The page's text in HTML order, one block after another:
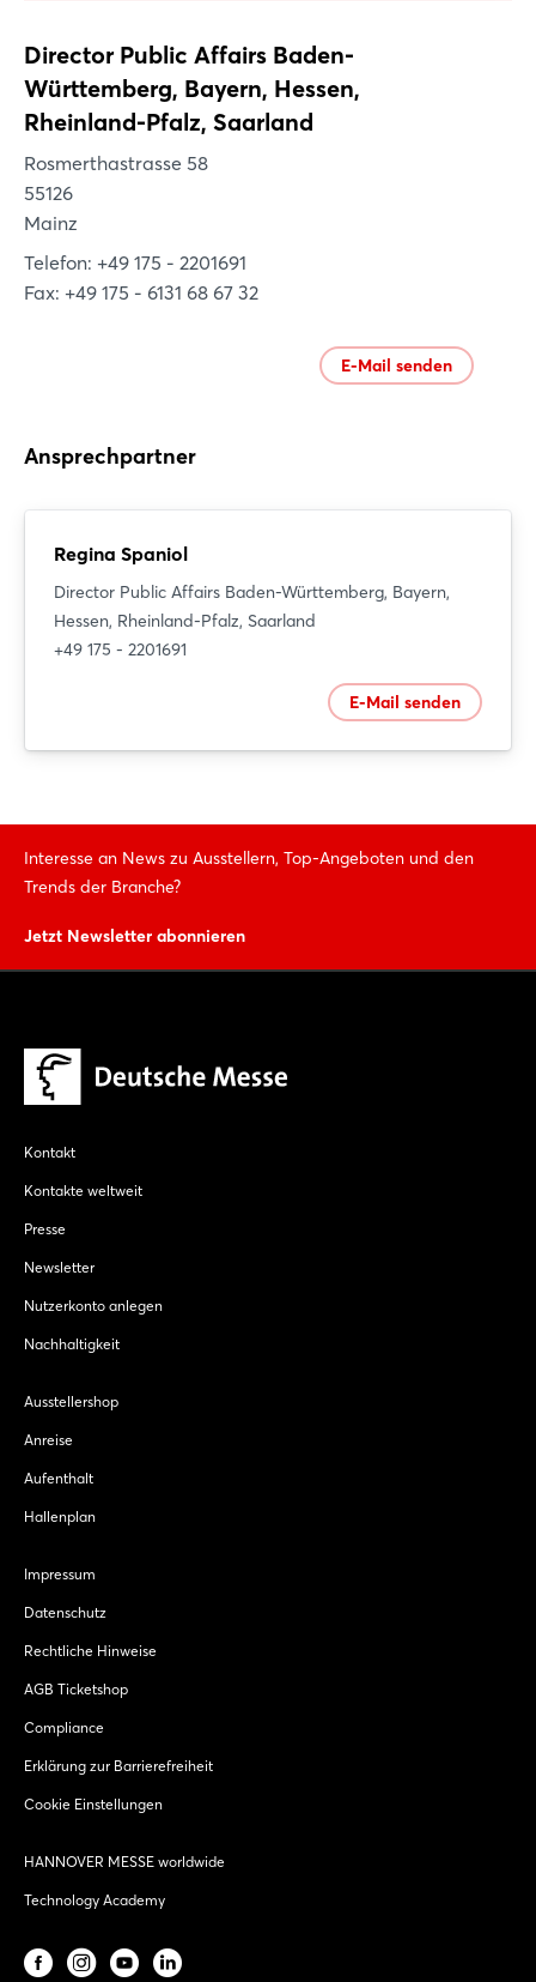
Director Public Affairs Baden-
Württemberg, Bayern, Hessen,
Rheinland-Pfalz, Saarland
Rosmerthastrasse 58
55126
Mainz
Telefon: +49 175 - 2201691
Fax: +49 175 - 6131 68 67 32
E-Mail senden
Ansprechpartner
Regina Spaniol
Director Public Affairs Baden-Württemberg, Bayern,
Hessen, Rheinland-Pfalz, Saarland
+49 175 - 2201691
E-Mail senden
Interesse an News zu Ausstellern, Top-Angeboten und den
Trends der Branche?
Jetzt Newsletter abonnieren
Kontakt
Kontakte weltweit
Presse
Newsletter
Nutzerkonto anlegen
Nachhaltigkeit
Ausstellershop
Anreise
Aufenthalt
Hallenplan
Impressum
Datenschutz
Rechtliche Hinweise
AGB Ticketshop
Compliance
Erklärung zur Barrierefreiheit
Cookie Einstellungen
HANNOVER MESSE worldwide
Technology Academy
Passwort vergessen?
Noch nicht angemeldet?